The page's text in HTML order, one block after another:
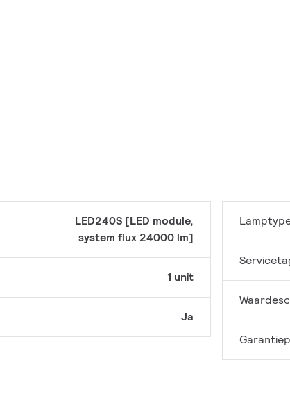
LED240S [LED module,
system flux 24000 lm]
1 unit
Ja